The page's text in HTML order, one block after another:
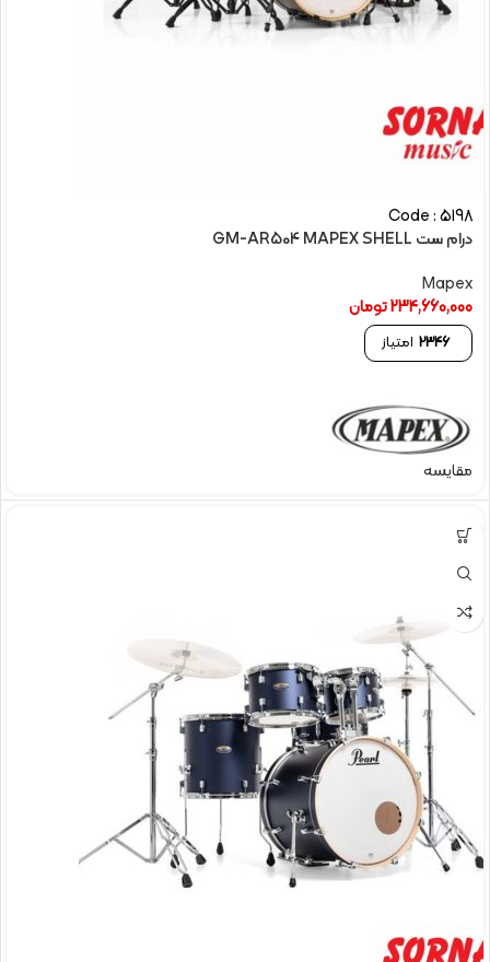
Code : 5198
درام ست GM-AR504 MAPEX SHELL
Mapex
234,660,000تومان
2346 امتیاز
مقایسه